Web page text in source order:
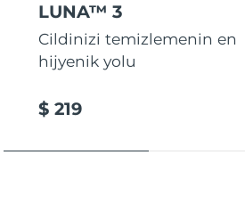
LUNA™ 3
Cildinizi temizlemenin en
hijyenik yolu
$ 219